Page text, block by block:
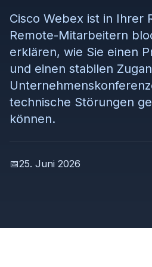
Cisco Webex ist in Ihrer
Remote-Mitarbeitern
erklären, wie Sie einen
und einen stabilen
technische Störungen
können.
📅25. Juni 2026